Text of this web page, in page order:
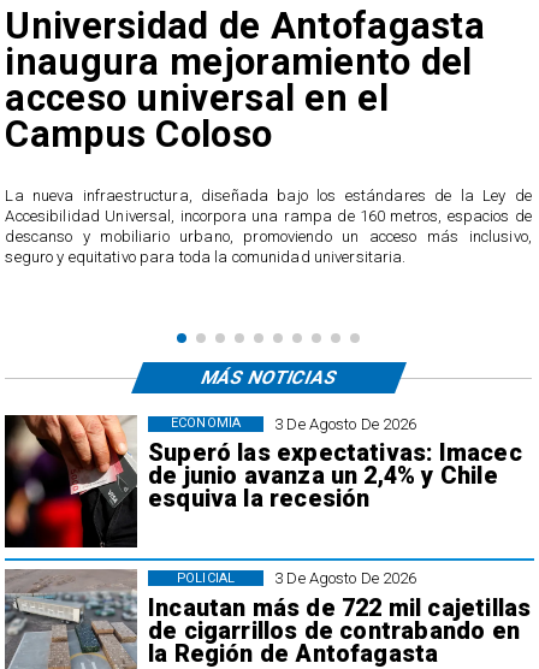
Universidad de Antofagasta
inaugura mejoramiento del
acceso universal en el
Campus Coloso
​La nueva infraestructura, diseñada bajo los estándares de la Ley de
Accesibilidad Universal, incorpora una rampa de 160 metros, espacios de
descanso y mobiliario urbano, promoviendo un acceso más inclusivo,
seguro y equitativo para toda la comunidad universitaria.
3 De Agosto De 2026
Superó las expectativas: Imacec
de junio avanza un 2,4% y Chile
esquiva la recesión
ECONOMÍA
3 De Agosto De 2026
Incautan más de 722 mil cajetillas
de cigarrillos de contrabando en
la Región de Antofagasta
POLICIAL
MÁS NOTICIAS